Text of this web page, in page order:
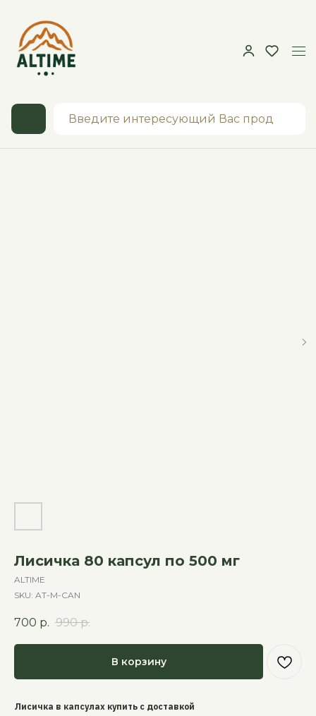
Лисичка 80 капсул по 500 мг
ALTIME
SKU: AT-M-CAN
700 р. 990 р.
В корзину
Лисичка в капсулах купить с доставкой